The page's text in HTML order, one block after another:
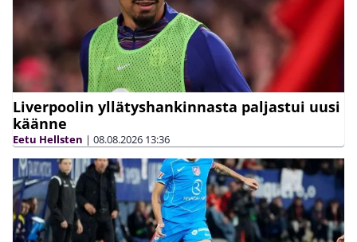
Liverpoolin yllätyshankinnasta paljastui uusi
käänne
Eetu Hellsten | 08.08.2026 13:36